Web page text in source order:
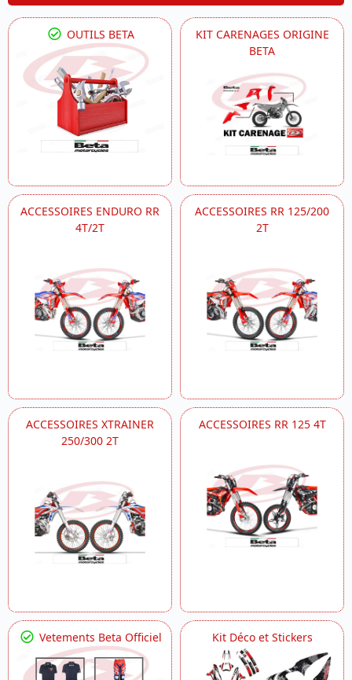
OUTILS BETA
KIT CARENAGES ORIGINE
BETA
ACCESSOIRES ENDURO RR
4T/2T
ACCESSOIRES RR 125/200
2T
ACCESSOIRES XTRAINER
250/300 2T
ACCESSOIRES RR 125 4T
Vetements Beta Officiel Kit Déco et Stickers